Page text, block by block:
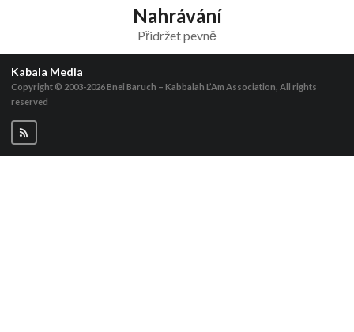
Nahrávání
Přidržet pevně
Kabala Media
Copyright © 2003-2026Bnei Baruch – Kabbalah L’Am Association, All rights
reserved